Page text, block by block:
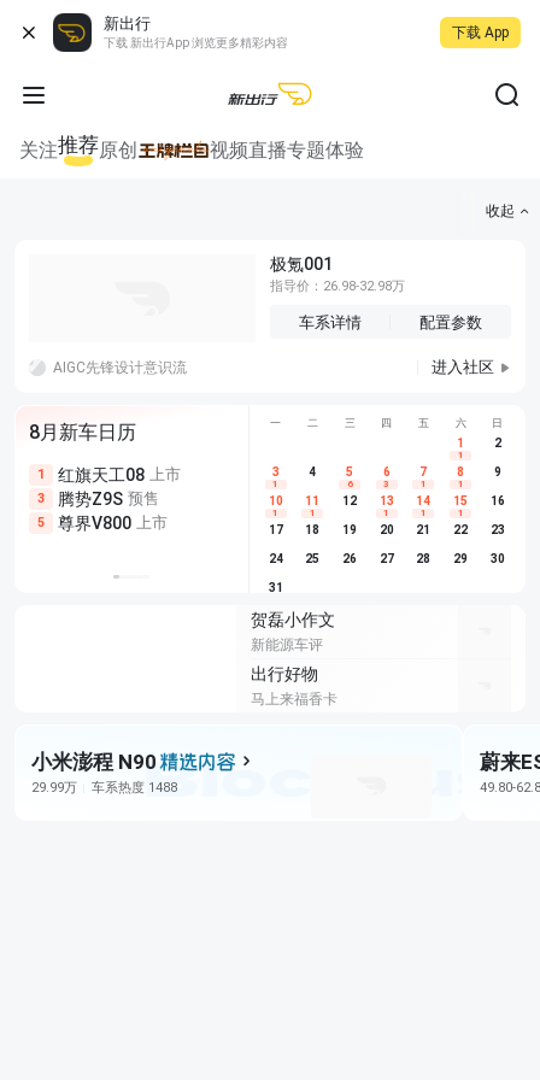
新出行
下载 新出行App 浏览更多精彩内容
下载 App
关注推荐原创 视频直播专题体验
收起
极氪001
指导价：26.98-32.98万
车系详情 配置参数
AIGC先锋设计意识流 进入社区
8月新车日历
1 红旗天工08 上市
3 腾势Z9S 预售
5 尊界V800 上市
尊界V680 上市
享界G9 预售
别克至境L7 预售
埃安
长城H10
深蓝S05
一 二 三 四 五 六 日
1
1
2
3
1
4 5
6
6
3
7
1
8
1
9
10
1
11
1
12 13
1
14
1
15
1
16
17 18 19 20 21 22 23
24 25 26 27 28 29 30
31
贺磊小作文
新能源车评
出行好物
马上来福香卡
小米澎程 N90
29.99万 车系热度 1488
蔚来
49.80-